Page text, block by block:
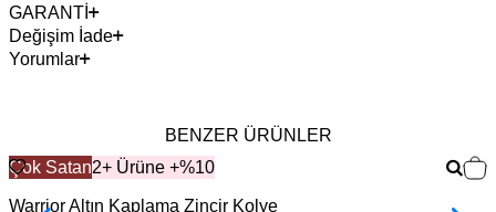
GARANTİ
Değişim İade
Yorumlar
BENZER ÜRÜNLER
Çok Satan2+ Ürüne +%10
Warrior Altın Kaplama Zincir Kolye